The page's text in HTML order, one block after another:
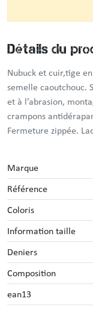
Détails du
Nubuck et cuir,tige
semelle caoutchouc.
et à l’abrasion,
crampons
Fermeture zippée.
Marque
Référence
Coloris
Information taille
Deniers
Composition
ean13